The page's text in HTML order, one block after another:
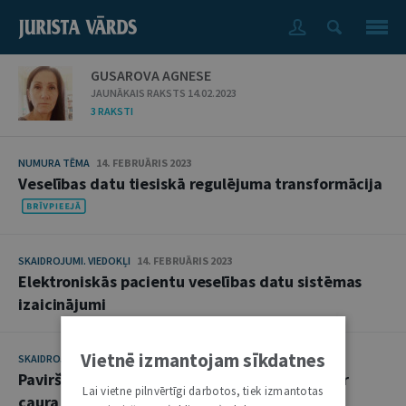
GUSAROVA AGNESE
JAUNĀKAIS RAKSTS 14.02.2023
3 RAKSTI
NUMURA TĒMA 14. FEBRUĀRIS 2023
Veselības datu tiesiskā regulējuma transformācija
SKAIDROJUMI. VIEDOKĻI 14. FEBRUĀRIS 2023
Elektroniskās pacientu veselības datu sistēmas
izaicinājumi
SKAIDROJUMI. VIEDOKĻI 21. NOVEMBRIS 2017
Paviršība, efektīva nodokļu politika vai tomēr
Vietnē izmantojam sīkdatnes
Lai vietne pilnvērtīgi darbotos, tiek izmantotas